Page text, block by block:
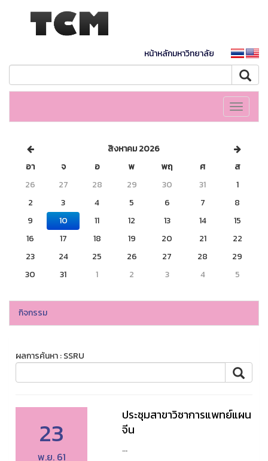
หน้าหลักมหาวิทยาลัย
Toggle
สิงหาคม 2026
อา
จ อ พ พฤ ศ
ส
26
27 28 29 30 31
1
2
3 4 5 6 7
8
9
10 11 12 13 14
15
16
17 18 19 20 21
22
23
24 25 26 27 28
29
30
31 1 2 3 4 5
กิจกรรม
ผลการค้นหา : SSRU
23
พ.ย. 61
ประชุมสาขาวิชาการแพทย์แผน
จีน
...